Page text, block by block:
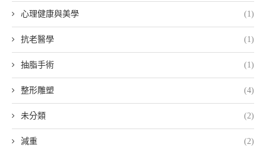
心理健康與美學 (1)
抗老醫學 (1)
抽脂手術 (1)
整形雕塑 (4)
未分類 (2)
減重 (2)